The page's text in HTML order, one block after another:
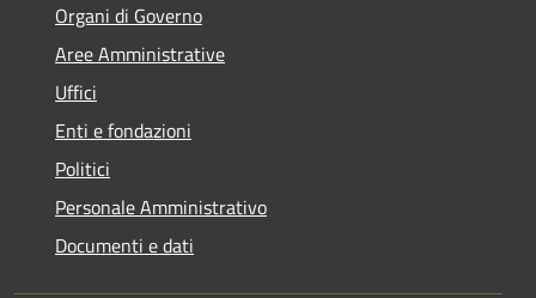
Organi di Governo
Aree Amministrative
Uffici
Enti e fondazioni
Politici
Personale Amministrativo
Documenti e dati